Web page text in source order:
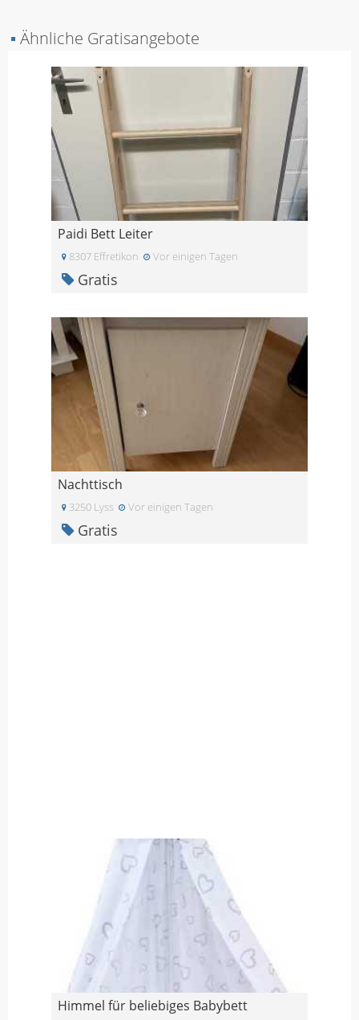
▪ Ähnliche Gratisangebote
Paidi Bett Leiter
8307 Effretikon Vor einigen Tagen
Gratis
Nachttisch
3250 Lyss Vor einigen Tagen
Gratis
Himmel für beliebiges Babybett